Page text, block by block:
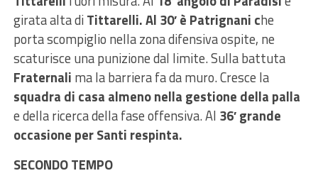
girata alta diTittarelli. Al 30′ è Patrignani che
porta scompiglio nella zona difensiva ospite, ne
scaturisce una punizione dal limite. Sulla battuta
Fraternali ma la barriera fa da muro. Cresce la
squadra di casa almeno nella gestione della palla
e della ricerca della fase offensiva. Al 36′ grande
occasione per Santi respinta.
SECONDO TEMPO